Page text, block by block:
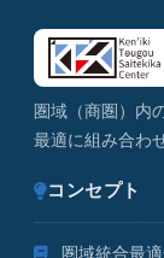
圏域（商圏）内
最適に組み合わ
コンセプト
圏域統合最